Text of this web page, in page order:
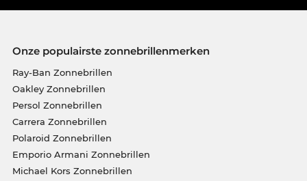
Onze populairste zonnebrillenmerken
Ray-Ban Zonnebrillen
Oakley Zonnebrillen
Persol Zonnebrillen
Carrera Zonnebrillen
Polaroid Zonnebrillen
Emporio Armani Zonnebrillen
Michael Kors Zonnebrillen